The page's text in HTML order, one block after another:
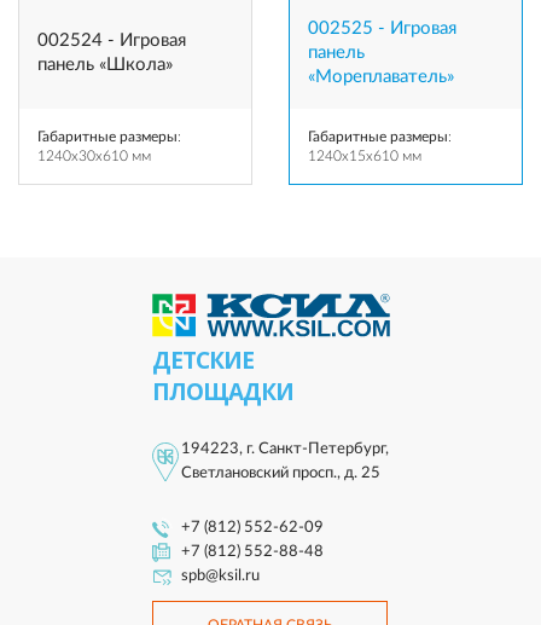
002524 - Игровая
панель «Школа»
Габаритные размеры:
1240x30x610 мм
002525 - Игровая
панель
«Мореплаватель»
Габаритные размеры:
1240x15x610 мм
ДЕТСКИЕ
ПЛОЩАДКИ
194223, г. Санкт-Петербург,
Светлановский просп., д. 25
+7 (812) 552-62-09
+7 (812) 552-88-48
spb@ksil.ru